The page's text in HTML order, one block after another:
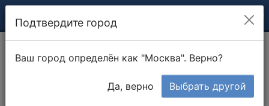
Новости
Жилье вышло в символический
Жилье вышло в символический
Подтвердите город
Ваш город определён как "Москва". Верно?
Да, верно Выбрать другой